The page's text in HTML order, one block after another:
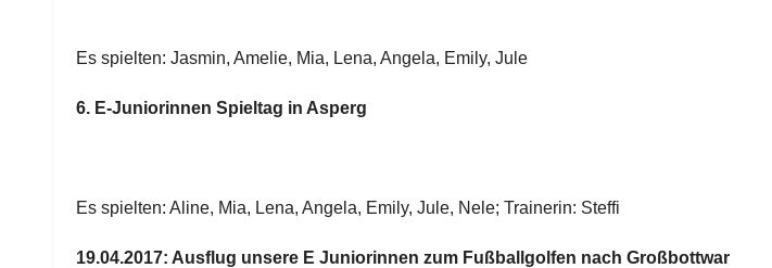
Es spielten: Jasmin, Amelie, Mia, Lena, Angela, Emily, Jule
6. E-Juniorinnen Spieltag in Asperg
Es spielten: Aline, Mia, Lena, Angela, Emily, Jule, Nele; Trainerin: Steffi
19.04.2017: Ausflug unsere E Juniorinnen zum Fußballgolfen nach Großbottwar